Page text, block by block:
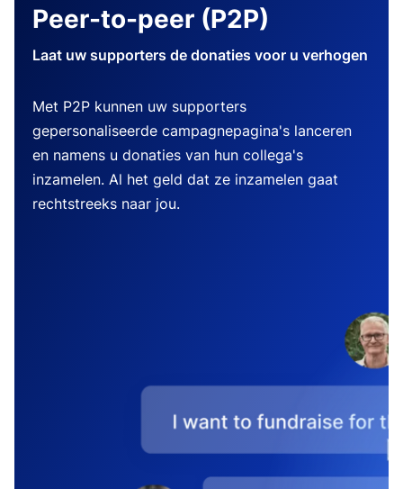
Peer-to-peer (P2P)
Laat uw supporters de donaties voor u verhogen
Met P2P kunnen uw supporters
gepersonaliseerde campagnepagina's lanceren
en namens u donaties van hun collega's
inzamelen. Al het geld dat ze inzamelen gaat
rechtstreeks naar jou.